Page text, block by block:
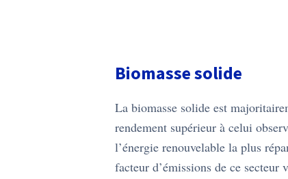
Biomasse solide
La biomasse solide est
rendement supérieur à celui
l’énergie renouvelable la plus
facteur d’émissions de ce